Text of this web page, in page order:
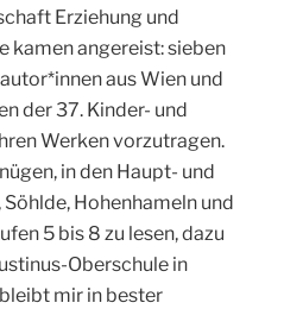
Erziehung und
kamen angereist: sieben
aus Wien und
der 37. Kinder- und
Werken vorzutragen.
in den Haupt- und
Hohenhameln und
5 bis 8 zu lesen, dazu
Oberschule in
mir in bester